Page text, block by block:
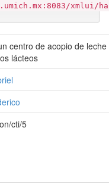
xmlui/
centro de acopio de
lácteos
cti/5